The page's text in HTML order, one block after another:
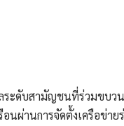
ะดับสามัญชนที่ร่วมขบว
นผ่านการจัดตั้งเครือข่า